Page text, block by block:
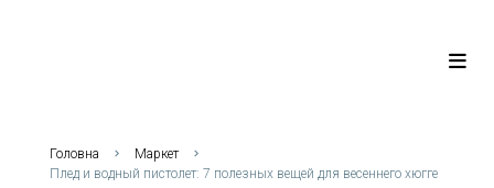
Головна
Маркет
Плед и водный пистолет: 7 полезных вещей для весеннего хюгге